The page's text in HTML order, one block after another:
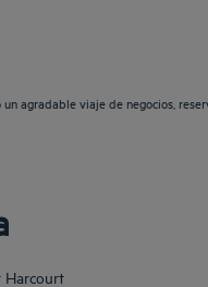
agradable viaje de negocios,
Harcourt